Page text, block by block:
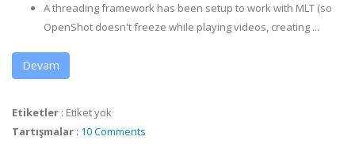
A threading framework has been setup to work with MLT (so
OpenShot doesn't freeze while playing videos, creating ...
Devam
Etiketler : Etiket yok
Tartışmalar : 10 Comments